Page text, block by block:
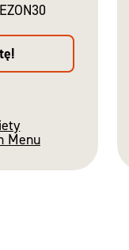
Menu